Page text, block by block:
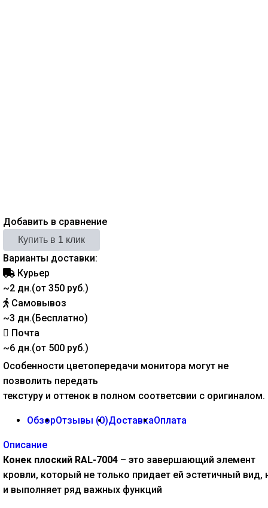
Добавить в сравнение
Варианты доставки:
Курьер
~2 дн.(от 350 руб.)
Самовывоз
~3 дн.(Бесплатно)
Почта
~6 дн.(от 500 руб.)
Особенности цветопередачи монитора могут не
позволить передать
текстуру и оттенок в полном соответсвии с оригиналом.
ОбзорОтзывы (0)ДоставкаОплата
Описание
Конек плоский RAL-7004 – это завершающий элемент
кровли, который не только придает ей эстетичный вид,
и выполняет ряд важных функций